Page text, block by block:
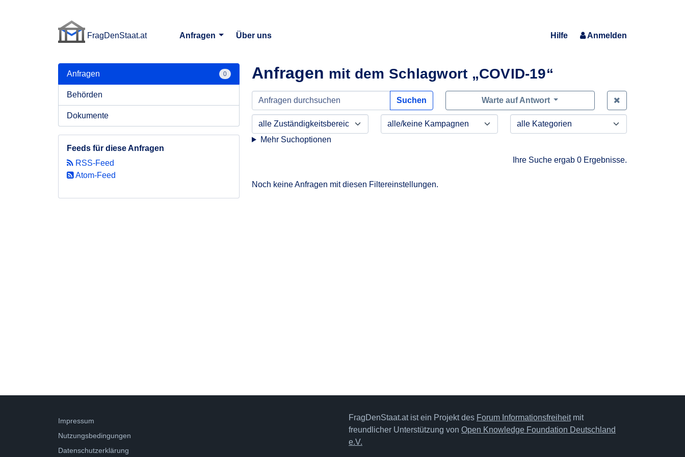
FragDenStaat.at
Anfragen
Über uns Hilfe Anmelden
Anfragen mit dem Schlagwort „COVID-19“
Suchen Warte auf Antwort
Mehr Suchoptionen
Ihre Suche ergab 0 Ergebnisse.
Noch keine Anfragen mit diesen Filtereinstellungen.
Anfragen 0
Behörden
Dokumente
Feeds für diese Anfragen
RSS-Feed
Atom-Feed
Impressum
Nutzungsbedingungen
Datenschutzerklärung
FragDenStaat.at ist ein Projekt des Forum Informationsfreiheitmit
freundlicher Unterstützung von Open Knowledge Foundation Deutschland
e.V.